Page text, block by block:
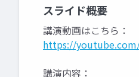
スライド概要
講演動画はこちら：
https://youtube.com/
講演内容：